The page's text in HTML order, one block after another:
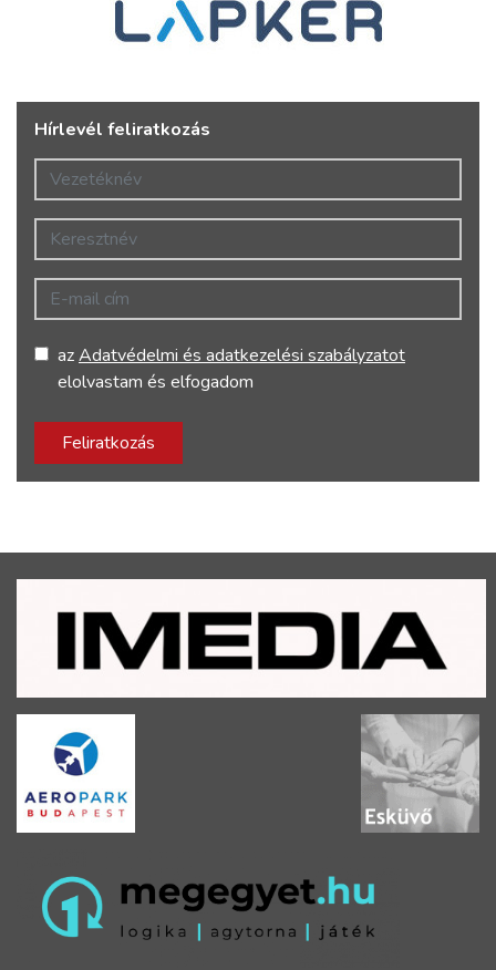
Hírlevél feliratkozás
Vezetéknév
Keresztnév
E-mail cím
azAdatvédelmi és adatkezelési szabályzatot
elolvastam és elfogadom
Feliratkozás